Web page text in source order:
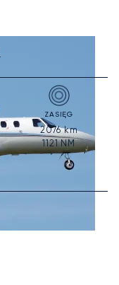
ZASIĘG
2076km
1121NM